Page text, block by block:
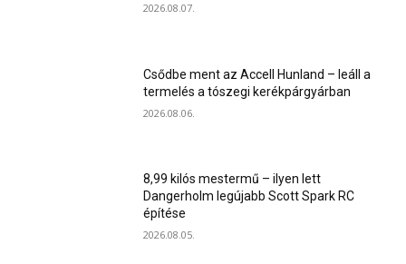
2026.08.07.
Csődbe ment az Accell Hunland – leáll a
termelés a tószegi kerékpárgyárban
2026.08.06.
8,99 kilós mestermű – ilyen lett
Dangerholm legújabb Scott Spark RC
építése
2026.08.05.